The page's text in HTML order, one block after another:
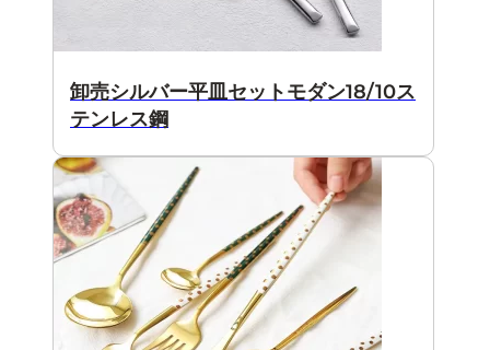
卸売シルバー平皿セットモダン18/10ス
テンレス鋼